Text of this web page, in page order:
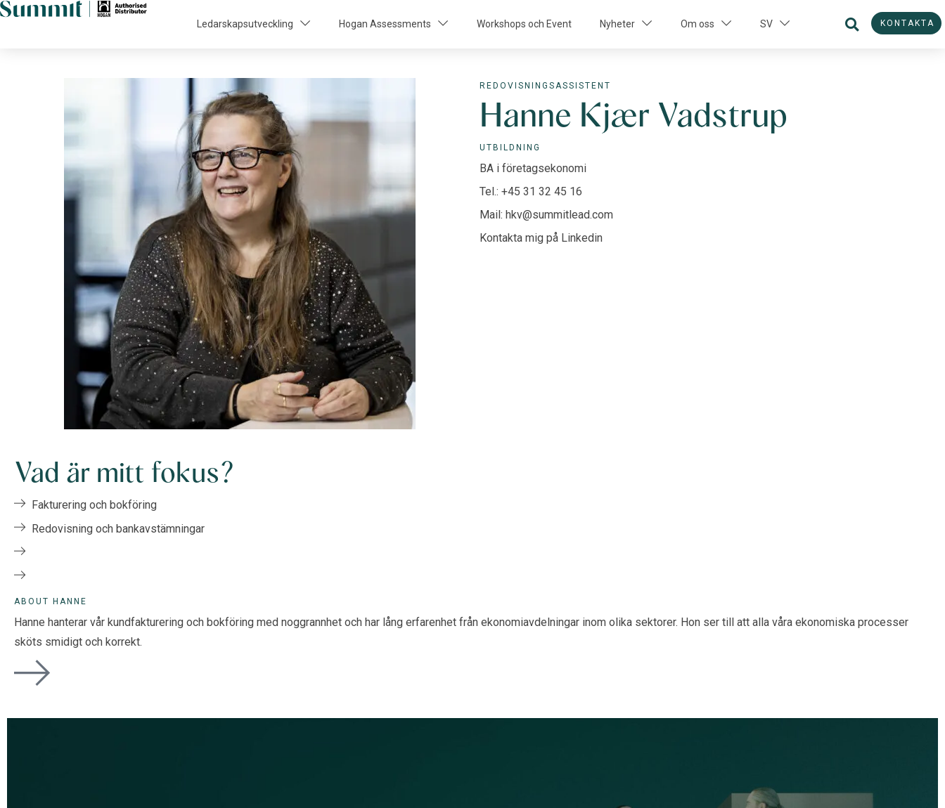
Ledarskapsutveckling Hogan Assessments Workshops och Event Nyheter Om oss SV KONTAKTA
REDOVISNINGSASSISTENT
Hanne Kjær Vadstrup
UTBILDNING
BA i företagsekonomi
Tel.: +45 31 32 45 16
Mail: hkv@summitlead.com
Kontakta mig på Linkedin
Vad är mitt fokus?
Fakturering och bokföring
Redovisning och bankavstämningar
ABOUT HANNE
Hanne hanterar vår kundfakturering och bokföring med noggrannhet och har lång erfarenhet från ekonomiavdelningar inom olika sektorer. Hon ser till att alla våra ekonomiska processer
sköts smidigt och korrekt.